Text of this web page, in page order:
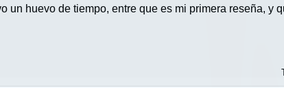
un huevo de tiempo, entre que es mi primera reseña, y